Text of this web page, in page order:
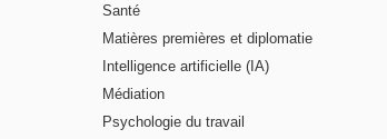
Santé
Matières premières et diplomatie
Intelligence artificielle (IA)
Médiation
Psychologie du travail